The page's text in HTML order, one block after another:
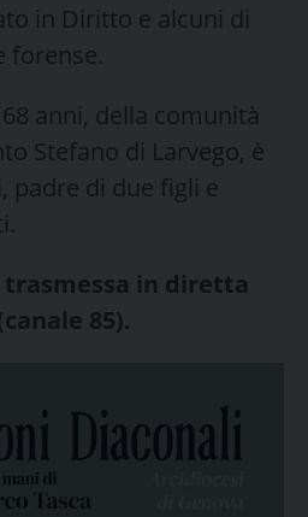
in Diritto e alcuni di
forense.
68 anni, della comunità
Stefano di Larvego, è
padre di due figli e
trasmessa in diretta
85).